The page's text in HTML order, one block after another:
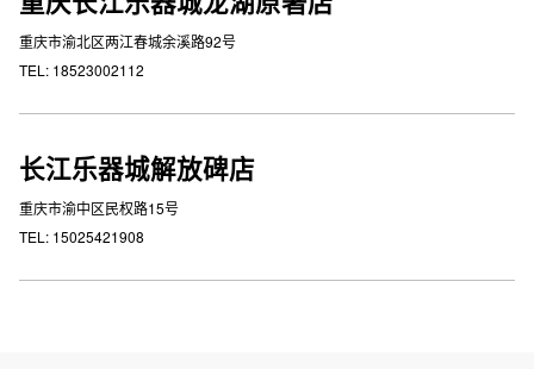
重庆市渝北区两江春城余溪路92号
TEL: 18523002112
长江乐器城解放碑店
重庆市渝中区民权路15号
TEL: 15025421908